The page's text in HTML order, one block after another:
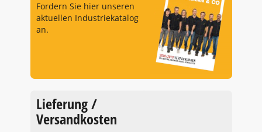
Fordern Sie hier unseren
aktuellen Industriekatalog
an.
Lieferung /
Versandkosten